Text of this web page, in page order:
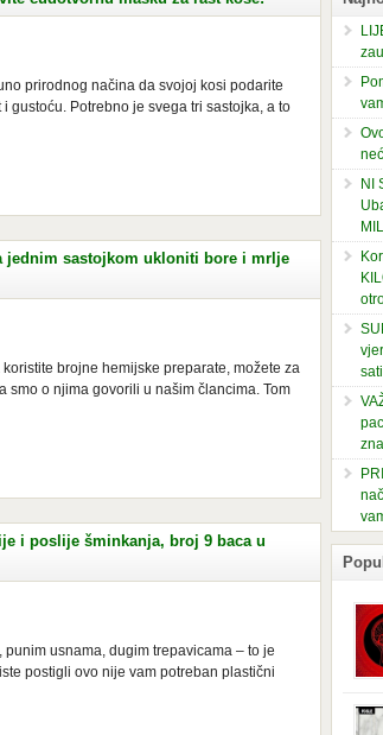
prirodnog načina da svojoj kosi podarite
gustoću. Potrebno je svega tri sastojka, a to
jednim sastojkom ukloniti bore i mrlje
brojne hemijske preparate, možete za
smo o njima govorili u našim člancima. Tom
i poslije šminkanja, broj 9 baca u
usnama, dugim trepavicama – to je
postigli ovo nije vam potreban plastični
NI
sati